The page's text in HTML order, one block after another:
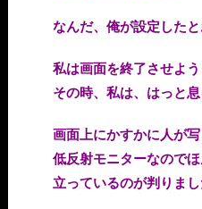
なんだ、俺が設定した
私は画面を終了させよ
その時、私は、はっと息
画面上にかすかに人が写
低反射モニターなので
立っているのが判りまし